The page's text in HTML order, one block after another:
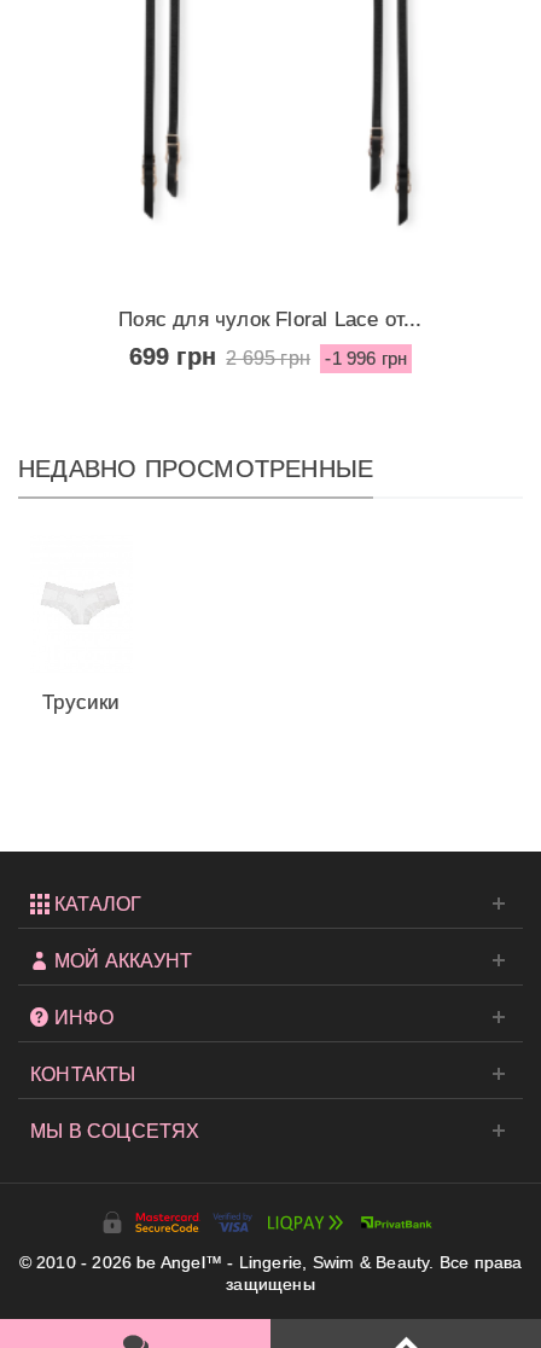
Пояс для чулок Floral Lace от...
699 грн 2 695 грн -1 996 грн
НЕДАВНО ПРОСМОТРЕННЫЕ
Трусики
КАТАЛОГ
МОЙ АККАУНТ
ИНФО
КОНТАКТЫ
МЫ В СОЦСЕТЯХ
© 2010 - 2026 be Angel™ - Lingerie, Swim & Beauty. Все права
защищены